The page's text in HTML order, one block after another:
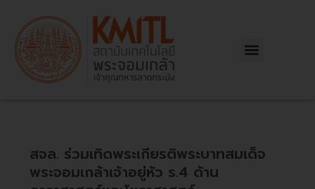
content
Menu
สจล. ร่วมเทิดพระเกียรติพระบาทสมเด็จ
พระจอมเกล้าเจ้าอยู่หัว ร.4 ด้าน
navigation